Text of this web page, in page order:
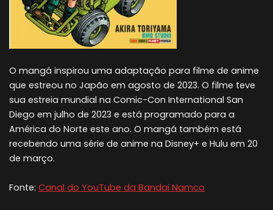
O mangá inspirou uma adaptação para filme de anime
que estreou no Japão em agosto de 2023. O filme teve
sua estreia mundial na Comic-Con International San
Diego em julho de 2023 e está programado para a
América do Norte este ano. O mangá também está
recebendo uma série de anime na Disney+ e Hulu em 20
de março.
Fonte: Canal do YouTube da Bandai Namco